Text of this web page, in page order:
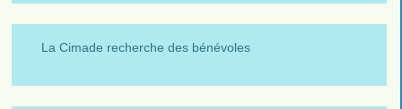
La Cimade recherche des bénévoles